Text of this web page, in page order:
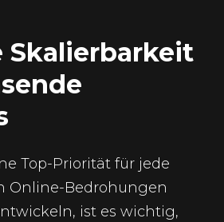
Skalierbarkeit
Top-Priorität für jede
Online-Bedrohungen
ist es wichtig,